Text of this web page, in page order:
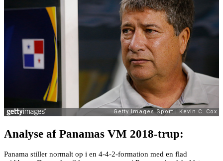
Analyse af Panamas VM 2018-trup:
Panama stiller normalt op i en 4-4-2-formation med en flad